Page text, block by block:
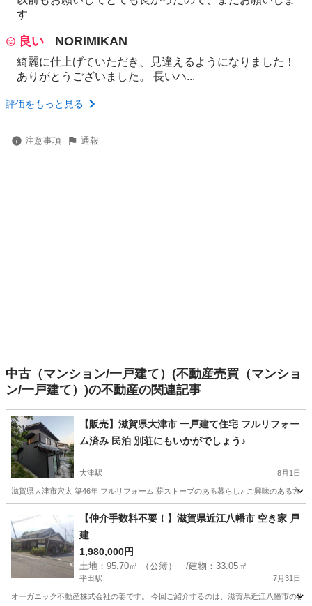
す
良い NORIMIKAN
綺麗に仕上げていただき、見違えるようになりました！
ありがとうございました。 長いハ...
評価をもっと見る
注意事項 通報
中古（マンション/一戸建て）(不動産売買（マンショ
ン/一戸建て）)の不動産の関連記事
【販売】滋賀県大津市 一戸建て住宅 フルリフォー
ム済み 民泊 別荘にもいかがでしょう♪
大津駅 8月1日
滋賀県大津市穴太 築46年 フルリフォーム 薪ストーブのある暮らし♪ ご興味のある方ご
大津駅 中古（マンション/一戸建て） 別荘
【仲介手数料不要！】滋賀県近江八幡市 空き家 戸
建
1,980,000円
土地：95.70㎡ （公簿） /建物：33.05㎡
平田駅 7月31日
オーガニック不動産株式会社の姜です。 今回ご紹介するのは、滋賀県近江八幡市の